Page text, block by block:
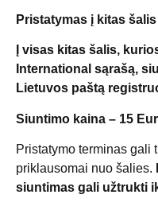
Pristatymas į kitas šalis
Į visas kitas šalis,
International sąrašą,
Lietuvos paštą
Siuntimo kaina – 15
Pristatymo terminas gali
priklausomai nuo šalies.
siuntimas gali užtrukti